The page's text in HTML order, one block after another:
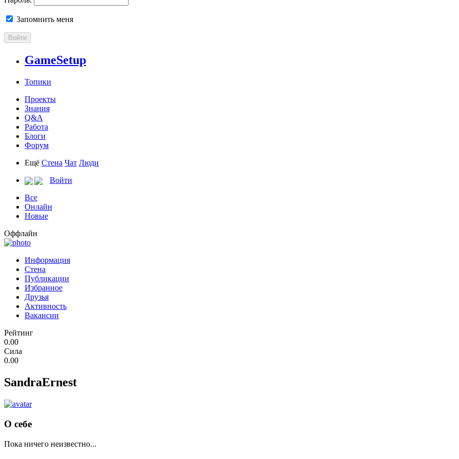
Запомнить меня
Войти
GameSetup
Топики
Проекты
Знания
Q&A
Работа
Блоги
Форум
Ещё Стена Чат Люди
Войти
Все
Онлайн
Новые
Оффлайн
Информация
Стена
Публикации
Избранное
Друзья
Активность
Вакансии
Рейтинг
0.00
Сила
0.00
SandraErnest
О себе
Пока ничего неизвестно...